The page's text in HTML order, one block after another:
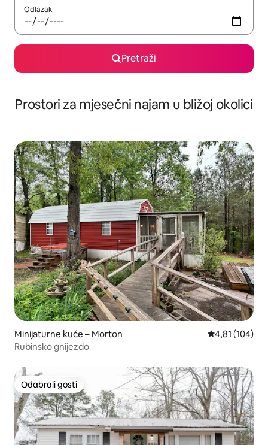
Odlazak
Pretraži
Prostori za mjesečni najam u bližoj okolici
Minijaturne kuće – Morton Prosječna
4,81 (104)
Rubinsko gnijezdo
Odabrali gosti
Odabrali gosti